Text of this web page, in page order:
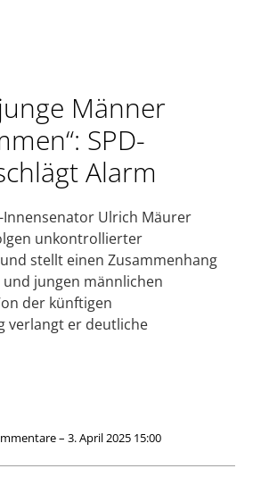
Männer
SPD-
Alarm
Innensenator Ulrich Mäurer
unkontrollierter
stellt einen Zusammenhang
und jungen männlichen
der künftigen
verlangt er deutliche
– 3. April 2025 15:00